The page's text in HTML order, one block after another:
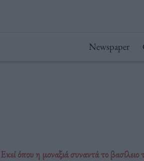
Newspaper
όπου η μοναξιά συναντά το βασίλειο